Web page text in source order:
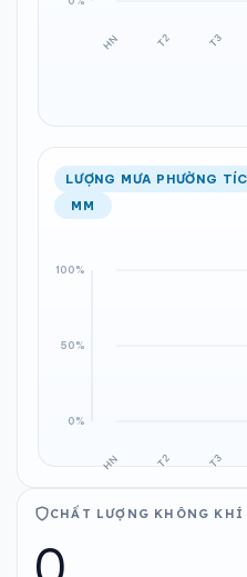
LƯỢNG MƯA PHƯỜNG
MM
CHẤT LƯỢNG KHÔNG